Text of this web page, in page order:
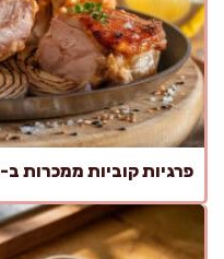
פרגיות קוביות ממכרות ב-25 דקות, בלי מנגל בכלל